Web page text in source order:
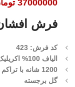
37000000
فرش
کد فرش: 423
الیاف 100% اکریلیک
1200 شانه با تراکم 3600
گل برجسته